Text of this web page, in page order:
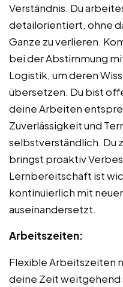
Verständnis. Du
detailorientiert, ohne
Ganze zu verlieren.
bei der Abstimmung
Logistik, um deren
übersetzen. Du bist
deine Arbeiten
Zuverlässigkeit und
selbstverständlich. Du
bringst proaktiv
Lernbereitschaft ist
kontinuierlich mit
auseinandersetzt.
Arbeitszeiten:
Flexible Arbeitszeiten
deine Zeit weitgehend